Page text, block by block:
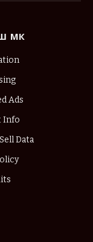
МК
Ads
Info
Data